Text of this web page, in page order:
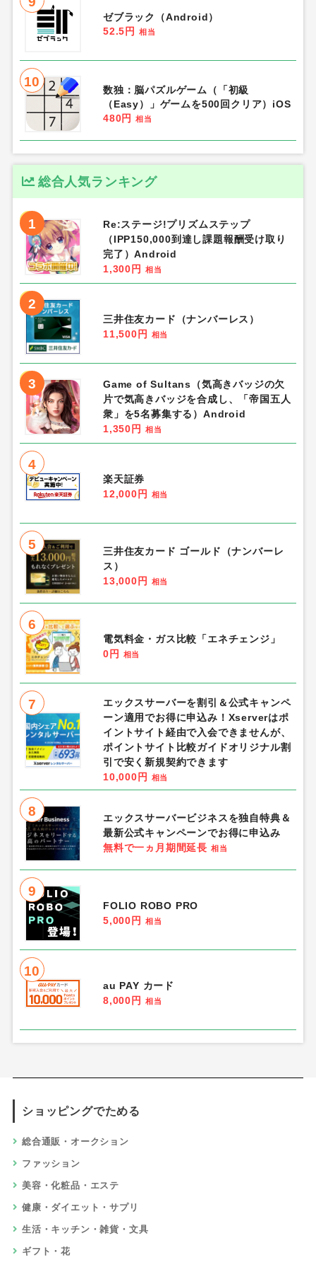
ゼブラック（Android）
52.5円
相当
10
数独：脳パズルゲーム（「初級
（Easy）」ゲームを500回クリア）iOS
480円
相当
総合人気ランキング
1
Re:ステージ!プリズムステップ
（IPP150,000到達し課題報酬受け取り
完了）Android
1,300円
相当
2
三井住友カード（ナンバーレス）
11,500円
相当
3
Game of Sultans（気高きバッジの欠
片で気高きバッジを合成し、「帝国五人
衆」を5名募集する）Android
1,350円
相当
4
楽天証券
12,000円
相当
5
三井住友カード ゴールド（ナンバーレ
ス）
13,000円
相当
6
電気料金・ガス比較「エネチェンジ」
0円
相当
7
エックスサーバーを割引＆公式キャンペ
ーン適用でお得に申込み！Xserverはポ
イントサイト経由で入会できませんが、
ポイントサイト比較ガイドオリジナル割
引で安く新規契約できます
10,000円
相当
8
エックスサーバービジネスを独自特典＆
最新公式キャンペーンでお得に申込み
無料で一ヵ月期間延長 相当
9
FOLIO ROBO PRO
5,000円
相当
10
au PAY カード
8,000円
相当
ショッピングでためる
総合通販・オークション
ファッション
美容・化粧品・エステ
健康・ダイエット・サプリ
生活・キッチン・雑貨・文具
ギフト・花